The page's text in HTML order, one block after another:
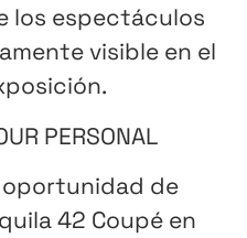
los espectáculos
visible en el
PERSONAL
de
42 Coupé en